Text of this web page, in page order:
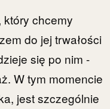
chcemy
do jej trwałości
się po nim -
W tym momencie
jest szczególnie